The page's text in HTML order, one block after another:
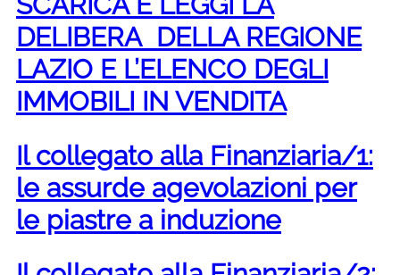
DELIBERA DELLA REGIONE
LAZIO E L’ELENCO DEGLI
IMMOBILI IN VENDITA
Il collegato alla Finanziaria/1:
le assurde agevolazioni per
le piastre a induzione